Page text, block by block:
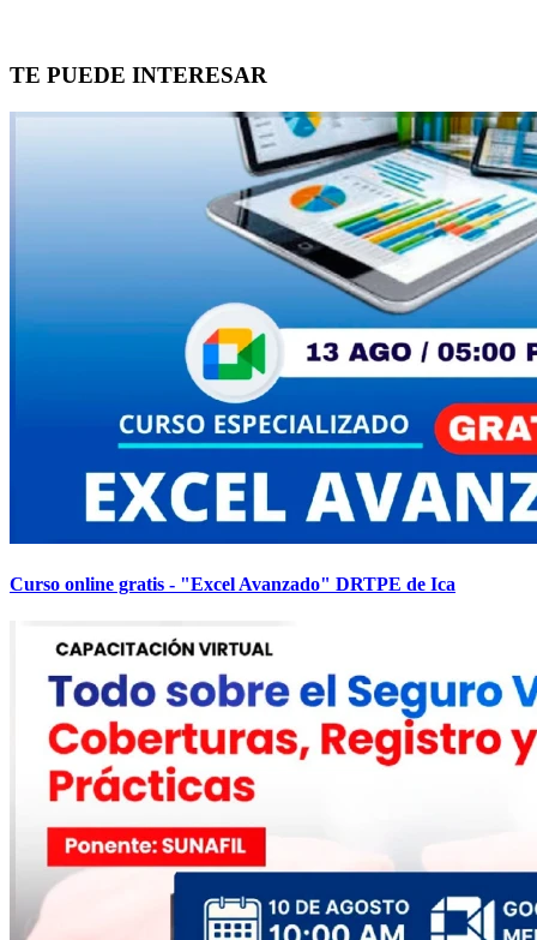
TE PUEDE INTERESAR
Curso online gratis - "Excel Avanzado" DRTPE de Ica